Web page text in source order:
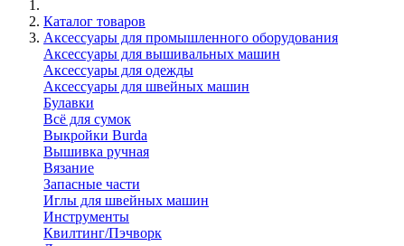
Каталог товаров
Аксессуары для промышленного оборудования
Аксессуары для вышивальных машин
Аксессуары для одежды
Аксессуары для швейных машин
Булавки
Всё для сумок
Выкройки Burda
Вышивка ручная
Вязание
Запасные части
Иглы для швейных машин
Инструменты
Квилтинг/Пэчворк